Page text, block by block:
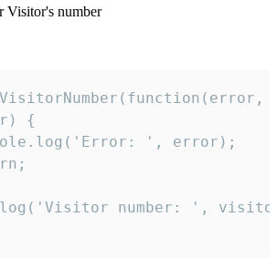
Visitor's number
{
', error);
number: ',